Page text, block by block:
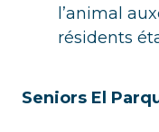
l’animal
résidents
Seniors El